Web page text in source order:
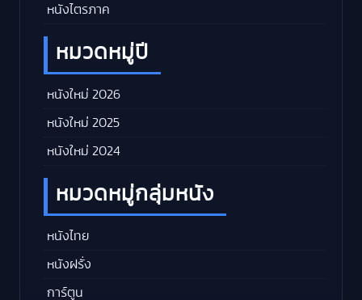
หนังไตรภาค
หมวดหมู่ปี
หนังใหม่ 2026
หนังใหม่ 2025
หนังใหม่ 2024
หมวดหมู่กลุ่มหนัง
หนังไทย
หนังฝรั่ง
การ์ตูน